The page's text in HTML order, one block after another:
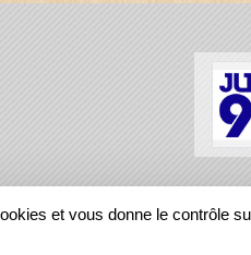
et vous donne le contrôle